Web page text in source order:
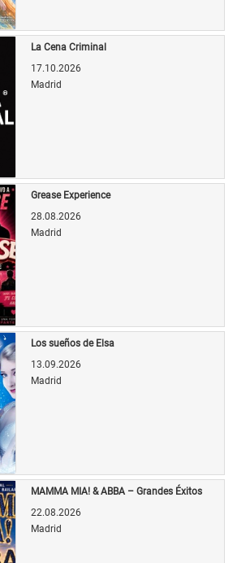
La Cena Criminal
17.10.2026
Madrid
Grease Experience
28.08.2026
Madrid
Los sueños de Elsa
13.09.2026
Madrid
MAMMA MIA! & ABBA – Grandes Éxitos
22.08.2026
Madrid